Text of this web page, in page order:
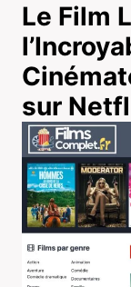
Le Film
sur